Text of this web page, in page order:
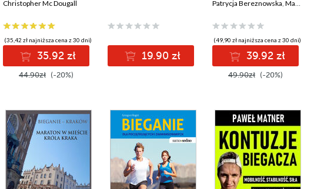
naturalne i wyścig,
widział
Christopher Mc Dougall
(35,42 zł najniższa cena z 30 dni)
35.92 zł
44.90zł (-20%)
19.90 zł
biegu 48-godzinnym
Patrycja Bereznowska, Magdalena Ostrowska-Dołęgowska
(49,90 zł najniższa cena z 30 dni)
39.92 zł
49.90zł (-20%)